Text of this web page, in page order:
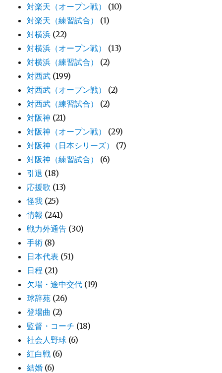
対楽天（オープン戦）
(10)
対楽天（練習試合）
(1)
対横浜 (22)
対横浜（オープン戦）
(13)
対横浜（練習試合）
(2)
対西武 (199)
対西武（オープン戦）
(2)
対西武（練習試合）
(2)
対阪神 (21)
対阪神（オープン戦）
(29)
対阪神（日本シリーズ）
(7)
対阪神（練習試合）
(6)
引退 (18)
応援歌 (13)
怪我 (25)
情報 (241)
戦力外通告 (30)
手術 (8)
日本代表 (51)
日程 (21)
欠場・途中交代 (19)
球辞苑 (26)
登場曲 (2)
監督・コーチ (18)
社会人野球 (6)
紅白戦 (6)
結婚 (6)